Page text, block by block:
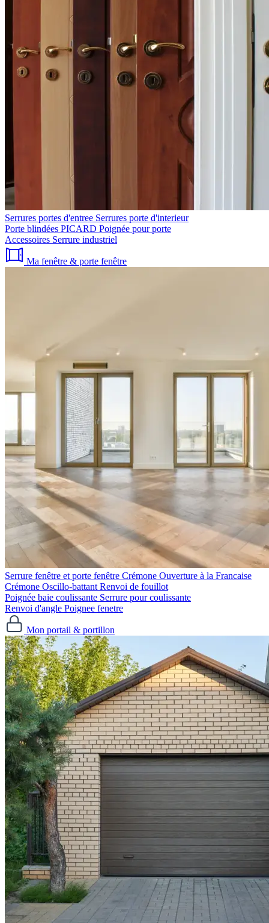
Serrures portes d'entree Serrures porte d'interieur
Porte blindées PICARD Poignée pour porte
Accessoires Serrure industriel
Ma fenêtre & porte fenêtre
Serrure fenêtre et porte fenêtre
Crémone Ouverture à la Francaise
Crémone Oscillo-battant Renvoi de fouillot
Poignée baie coulissante Serrure pour coulissante
Renvoi d'angle Poignee fenetre
Mon portail & portillon